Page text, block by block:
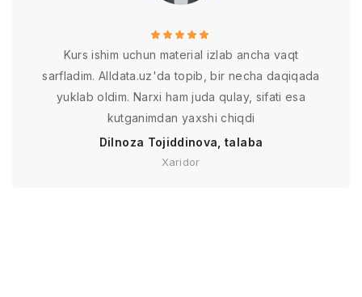
Kurs ishim uchun material izlab ancha vaqt
sarfladim. Alldata.uz'da topib, bir necha daqiqada
yuklab oldim. Narxi ham juda qulay, sifati esa
kutganimdan yaxshi chiqdi
Dilnoza Tojiddinova, talaba
Xaridor